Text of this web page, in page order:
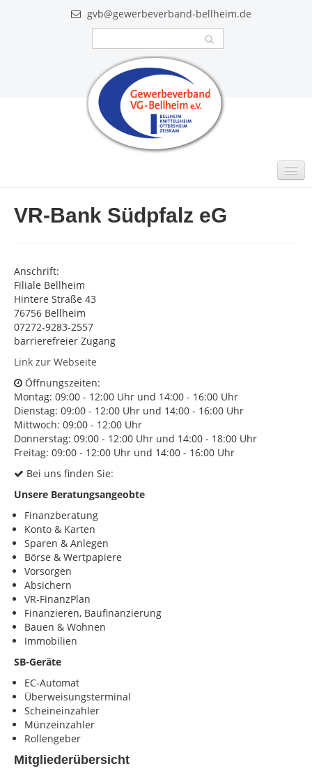
gvb@gewerbeverband-bellheim.de
MITGLIEDER
VIDEO
AKTUELLES
KONTAKT
Impressum
Datenschutz
VR-Bank Südpfalz eG
Anschrift:
Filiale Bellheim
Hintere Straße 43
76756 Bellheim
07272-9283-2557
barrierefreier Zugang
Link zur Webseite
Öffnungszeiten:
Montag: 09:00 - 12:00 Uhr und 14:00 - 16:00 Uhr
Dienstag: 09:00 - 12:00 Uhr und 14:00 - 16:00 Uhr
Mittwoch: 09:00 - 12:00 Uhr
Donnerstag: 09:00 - 12:00 Uhr und 14:00 - 18:00 Uhr
Freitag: 09:00 - 12:00 Uhr und 14:00 - 16:00 Uhr
Bei uns finden Sie:
Unsere Beratungsangeobte
Finanzberatung
Konto & Karten
Sparen & Anlegen
Börse & Wertpapiere
Vorsorgen
Absichern
VR-FinanzPlan
Finanzieren, Baufinanzierung
Bauen & Wohnen
Immobilien
SB-Geräte
EC-Automat
Überweisungsterminal
Scheineinzahler
Münzeinzahler
Rollengeber
Mitgliederübersicht